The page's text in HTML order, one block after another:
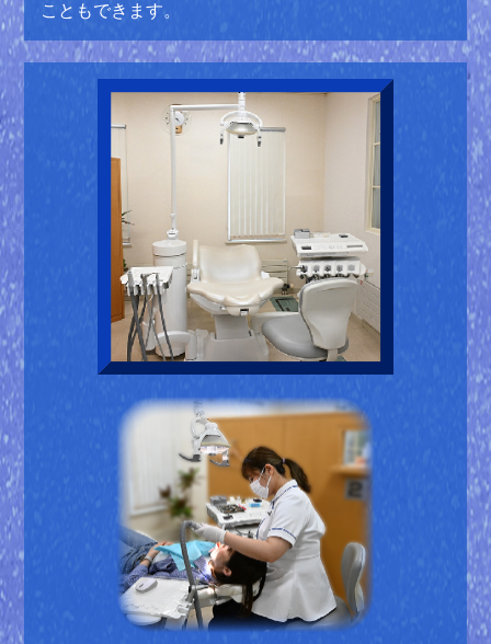
こともできます。